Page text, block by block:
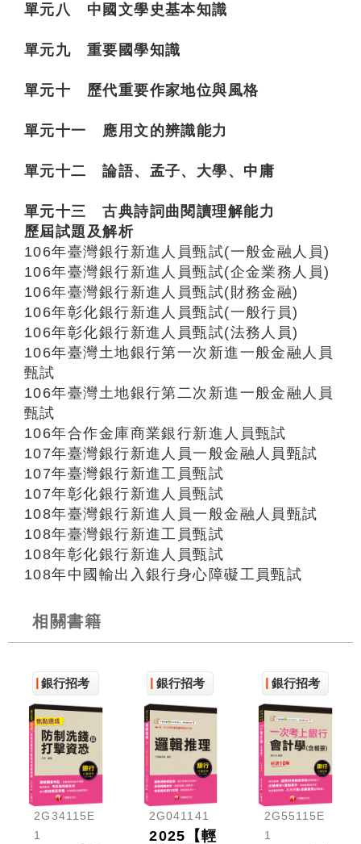
單元八 中國文學史基本知識
單元九 重要國學知識
單元十 歷代重要作家地位與風格
單元十一 應用文的辨識能力
單元十二 論語、孟子、大學、中庸
單元十三 古典詩詞曲閱讀理解能力
歷屆試題及解析
106年臺灣銀行新進人員甄試(一般金融人員)
106年臺灣銀行新進人員甄試(企金業務人員)
106年臺灣銀行新進人員甄試(財務金融)
106年彰化銀行新進人員甄試(一般行員)
106年彰化銀行新進人員甄試(法務人員)
106年臺灣土地銀行第一次新進一般金融人員
甄試
106年臺灣土地銀行第二次新進一般金融人員
甄試
106年合作金庫商業銀行新進人員甄試
107年臺灣銀行新進人員一般金融人員甄試
107年臺灣銀行新進工員甄試
107年彰化銀行新進人員甄試
108年臺灣銀行新進人員一般金融人員甄試
108年臺灣銀行新進工員甄試
108年彰化銀行新進人員甄試
108年中國輸出入銀行身心障礙工員甄試
相關書籍
銀行招考
2G34115E
1
銀行招考
2G041141
2025【輕
銀行招考
2G55115E
1